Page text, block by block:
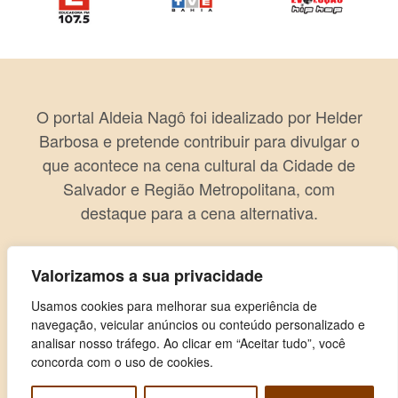
Valorizamos a sua privacidade
Usamos cookies para melhorar sua experiência de
navegação, veicular anúncios ou conteúdo personalizado e
analisar nosso tráfego. Ao clicar em “Aceitar tudo”, você
concorda com o uso de cookies.
O portal Aldeia Nagô foi idealizado por Helder
Barbosa e pretende contribuir para divulgar o
que acontece na cena cultural da Cidade de
Salvador e Região Metropolitana, com
destaque para a cena alternativa.